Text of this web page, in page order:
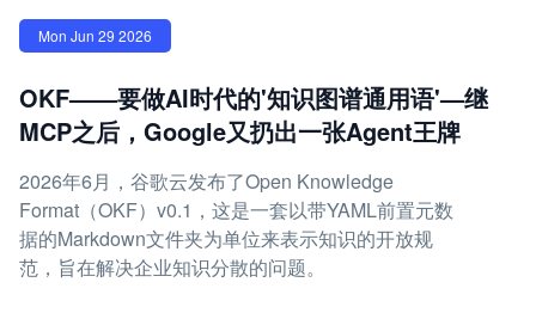
Mon Jun 29 2026
OKF——要做AI时代的'知识图谱通用语'—继
MCP之后，Google又扔出一张Agent王牌
2026年6月，谷歌云发布了Open Knowledge
Format（OKF）v0.1，这是一套以带YAML前置元数
据的Markdown文件夹为单位来表示知识的开放规
范，旨在解决企业知识分散的问题。